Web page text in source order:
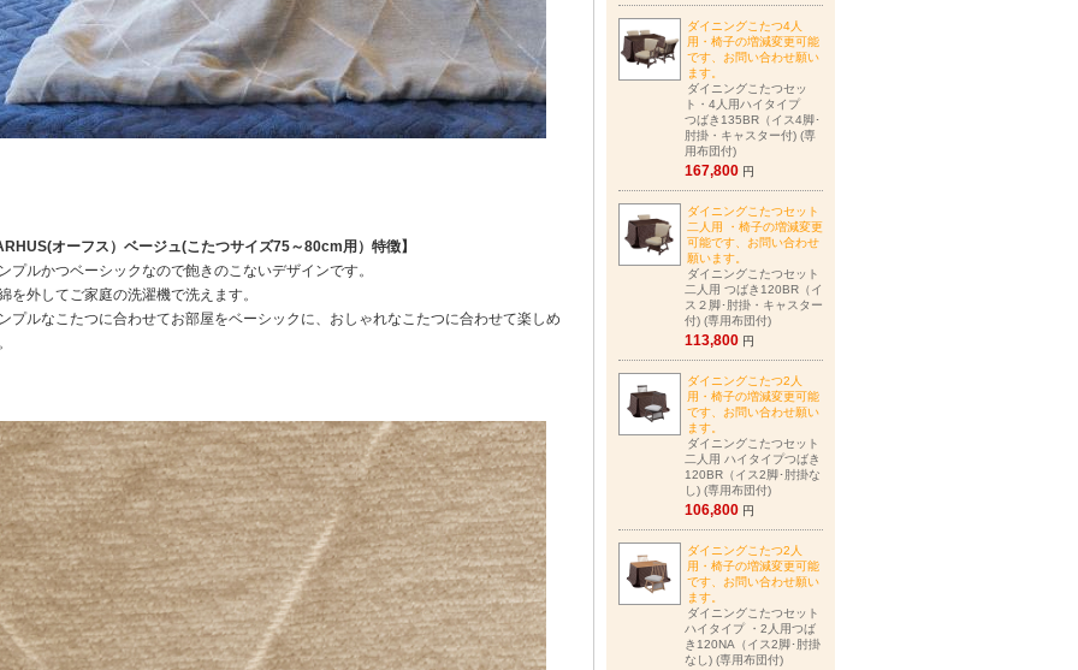
オーフス）ベージュ(こたつサイズ75～80cm用）特徴】
プルかつベーシックなので飽きのこないデザインです。
を外してご家庭の洗濯機で洗えます。
プルなこたつに合わせてお部屋をベーシックに、おしゃれなこたつに合わせて楽しめ
ダイニングこたつ4人
用・椅子の増減変更可能
です、お問い合わせ願い
ます。
ダイニングこたつセッ
ト・4人用ハイタイプ
つばき135BR（イス4脚･
肘掛・キャスター付) (専
用布団付)
167,800 円
ダイニングこたつセット
二人用 ・椅子の増減変更
可能です、お問い合わせ
願います。
ダイニングこたつセット
二人用 つばき120BR（イ
ス２脚･肘掛・キャスター
付) (専用布団付)
113,800 円
ダイニングこたつ2人
用・椅子の増減変更可能
です、お問い合わせ願い
ます。
ダイニングこたつセット
二人用 ハイタイプつばき
120BR（イス2脚･肘掛な
し) (専用布団付)
106,800 円
ダイニングこたつ2人
用・椅子の増減変更可能
です、お問い合わせ願い
ます。
ダイニングこたつセット
ハイタイプ ・2人用つば
き120NA（イス2脚･肘掛
なし) (専用布団付)